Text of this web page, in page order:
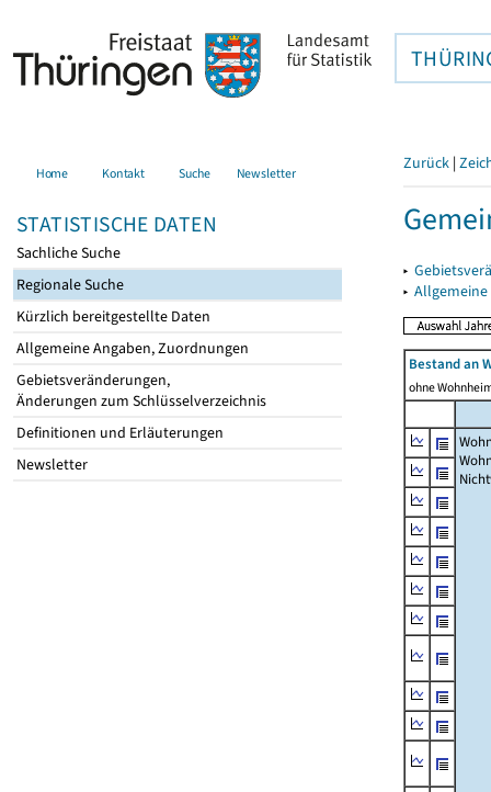
Home Kontakt Suche Newsletter
STATISTISCHE DATEN
Sachliche Suche
Regionale Suche
Kürzlich bereitgestellte Daten
Allgemeine Angaben, Zuordnungen
Gebietsveränderungen,
Änderungen zum Schlüsselverzeichnis
Definitionen und Erläuterungen
Newsletter
Zurück |
▸
▸
Bestand an
ohne